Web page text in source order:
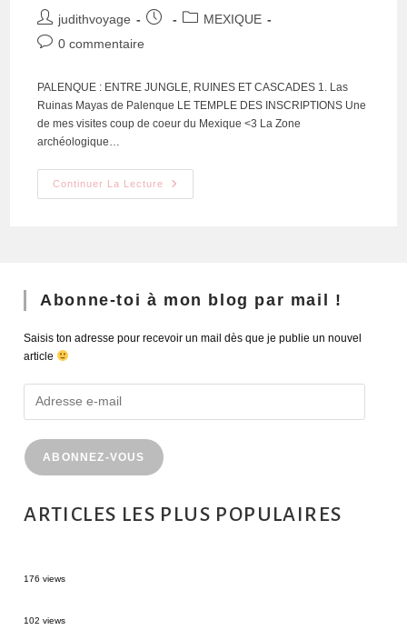
judithvoyage
MEXIQUE
0 commentaire
PALENQUE : ENTRE JUNGLE, RUINES ET CASCADES 1. Las
Ruinas Mayas de Palenque LE TEMPLE DES INSCRIPTIONS Une
de mes visites coup de coeur du Mexique <3 La Zone
archéologique…
Continuer La Lecture
Abonne-toi à mon blog par mail !
Saisis ton adresse pour recevoir un mail dès que je publie un nouvel
article
ABONNEZ-VOUS
ARTICLES LES PLUS POPULAIRES
176 views
102 views